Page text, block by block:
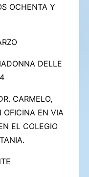
OCHENTA Y
DELLE
CARMELO,
OFICINA EN VIA
EL COLEGIO